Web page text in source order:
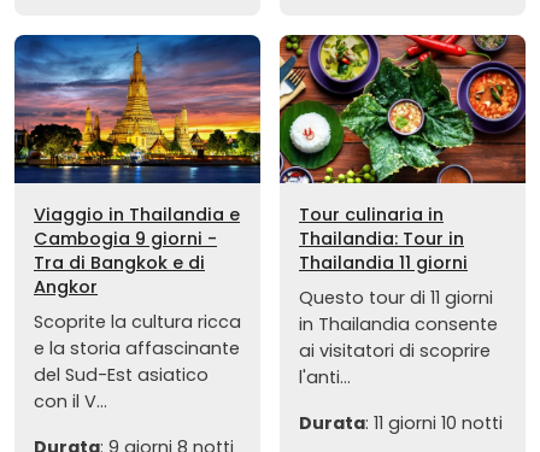
Viaggio in Thailandia e
Cambogia 9 giorni -
Tra di Bangkok e di
Angkor
Scoprite la cultura ricca
e la storia affascinante
del Sud-Est asiatico
con il V...
Durata: 9 giorni 8 notti
Tour culinaria in
Thailandia: Tour in
Thailandia 11 giorni
Questo tour di 11 giorni
in Thailandia consente
ai visitatori di scoprire
l'anti...
Durata: 11 giorni 10 notti